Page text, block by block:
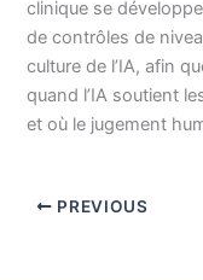
clinique se
de contrôles de
culture de l’IA, afin
quand l’IA soutient
et où le jugement
PREVIOUS